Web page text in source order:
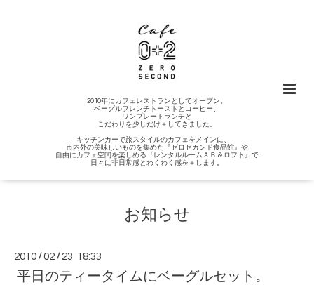
2010年にカフェレストランとしてオープン。
ベーグルフレンチトーストとコーヒー、
ワンプレートランチと
こだわりを少しだけ＋してきました。
キッチンカーで旅スタイルのカフェをメインに、
市内外の美味しいものを集めた『ゼロセカンド食品館』や
自由にカフェ空間を楽しめる『レンタルルームＡＢ＆ロフト』で
日々に非日常感とわくわく感を＋します。
お知らせ
2010 /02 / 23 18:33
平日のティータイムにベーグルセット。